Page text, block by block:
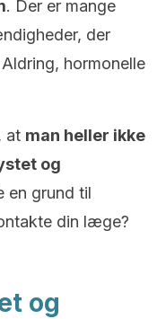
. Der er mange
der
hormonelle
at man heller ikke
og
en grund til
din læge?
og